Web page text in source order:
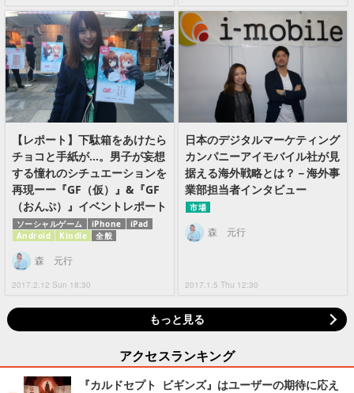
【レポート】下駄箱をあけたら
チョコと手紙が…。男子が妄想
する憧れのシチュエーションを
再現ーー『GF（仮）』&『GF
（おんぷ）』イベントレポート
ソーシャルゲーム iPhone
iPad
Android
Kindle 全般
2017.2.12 Sun 18:30
森 元行
日本のデジタルマーケティング
カンパニーアイモバイル社が見
据える海外戦略とは？－海外事
業部担当者インタビュー
市場
2017.1.5 Thu 12:30
森 元行
もっと見る
アクセスランキング
『カルドセプト ビギンズ』はユーザーの期待に応え